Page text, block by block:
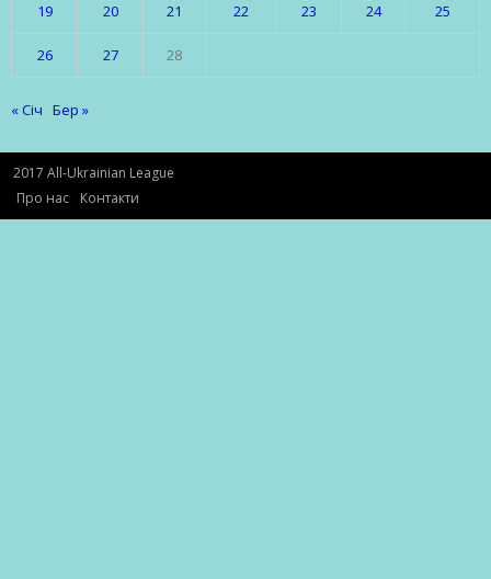
19 20 21 22 23 24 25
26 27 28
« Січ Бер »
2017 All-Ukrainian League
Про нас
Контакти